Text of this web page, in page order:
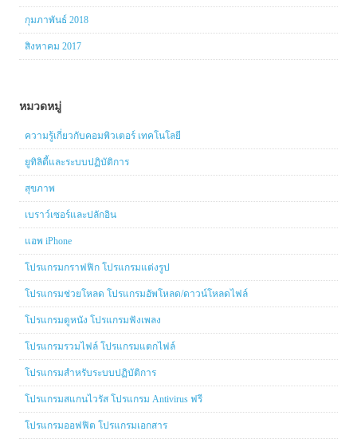
กุมภาพันธ์ 2018
สิงหาคม 2017
หมวดหมู่
ความรู้เกี่ยวกับคอมพิวเตอร์ เทคโนโลยี
ยูทิลิตี้และระบบปฏิบัติการ
สุขภาพ
เบราว์เซอร์และปลักอิน
แอพ iPhone
โปรแกรมกราฟฟิก โปรแกรมแต่งรูป
โปรแกรมช่วยโหลด โปรแกรมอัพโหลด/ดาวน์โหลดไฟล์
โปรแกรมดูหนัง โปรแกรมฟังเพลง
โปรแกรมรวมไฟล์ โปรแกรมแตกไฟล์
โปรแกรมสำหรับระบบปฏิบัติการ
โปรแกรมสแกนไวรัส โปรแกรม Antivirus ฟรี
โปรแกรมออฟฟิต โปรแกรมเอกสาร